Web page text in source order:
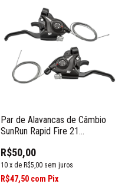
Par de Alavancas de Câmbio
SunRun Rapid Fire 21
R$50,00
10 x de R$5,00 sem juros
R$47,50 com Pix